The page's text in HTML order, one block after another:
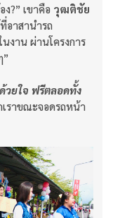
?” เขาคือ วุฒติชัย
อาสานำรถ
งาน ผ่านโครงการ
วยใจ ฟรีตลอดทั้ง
ราขณะจอดรถหน้า